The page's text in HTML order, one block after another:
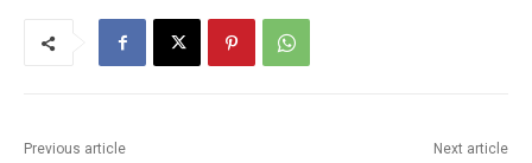
Previous article Next article